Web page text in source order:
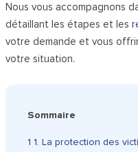
Nous vous accompagnons
détaillant les étapes et les
votre demande et vous
votre situation.
Sommaire
1 1. La protection des